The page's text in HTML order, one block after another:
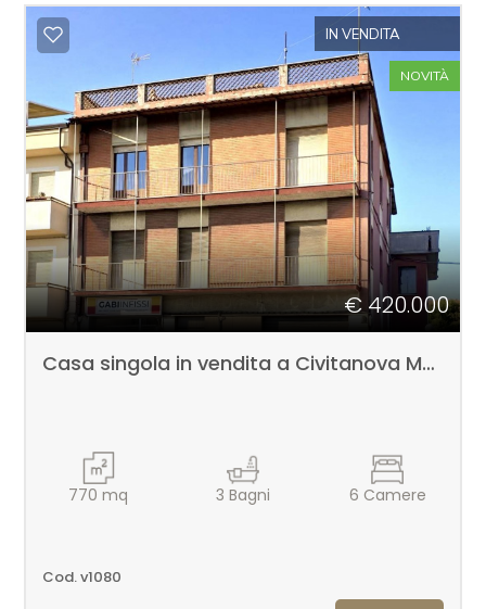
IN VENDITA
NOVITÀ
€ 420.000
Casa singola in vendita a Civitanova Marche
770 mq 3 Bagni 6 Camere
Cod. v1080